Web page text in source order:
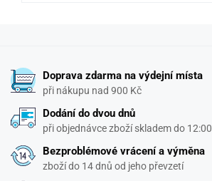
Doprava zdarma na výdejní místa
při nákupu nad 900 Kč
Dodání do dvou dnů
při objednávce zboží skladem do 12:00
Bezproblémové vrácení a výměna
zboží do 14 dnů od jeho převzetí